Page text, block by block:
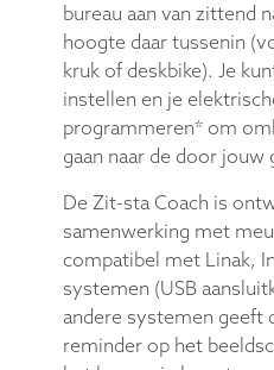
bureau aan van zittend
hoogte daar tussenin
kruk of deskbike). Je
instellen en je
programmeren* om
gaan naar de door jouw
De Zit-sta Coach is
samenwerking met
compatibel met Linak,
systemen (USB
andere systemen geeft
reminder op het